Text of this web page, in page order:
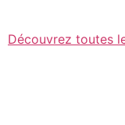
Découvrez toutes